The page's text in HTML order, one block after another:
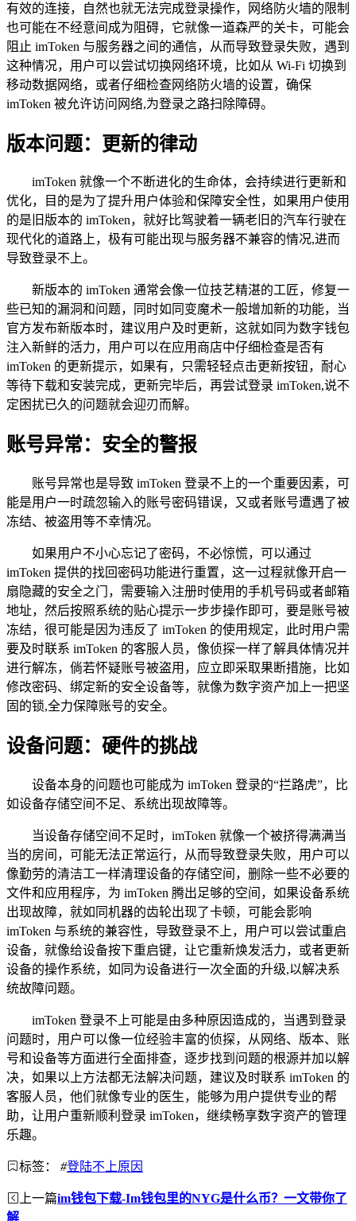
有效的连接，自然也就无法完成登录操作，网络防火墙的限制
也可能在不经意间成为阻碍，它就像一道森严的关卡，可能会
阻止 imToken 与服务器之间的通信，从而导致登录失败，遇到
这种情况，用户可以尝试切换网络环境，比如从 Wi-Fi 切换到
移动数据网络，或者仔细检查网络防火墙的设置，确保
imToken 被允许访问网络,为登录之路扫除障碍。
版本问题：更新的律动
imToken 就像一个不断进化的生命体，会持续进行更新和
优化，目的是为了提升用户体验和保障安全性，如果用户使用
的是旧版本的 imToken，就好比驾驶着一辆老旧的汽车行驶在
现代化的道路上，极有可能出现与服务器不兼容的情况,进而
导致登录不上。
新版本的 imToken 通常会像一位技艺精湛的工匠，修复一
些已知的漏洞和问题，同时如同变魔术一般增加新的功能，当
官方发布新版本时，建议用户及时更新，这就如同为数字钱包
注入新鲜的活力，用户可以在应用商店中仔细检查是否有
imToken 的更新提示，如果有，只需轻轻点击更新按钮，耐心
等待下载和安装完成，更新完毕后，再尝试登录 imToken,说不
定困扰已久的问题就会迎刃而解。
账号异常：安全的警报
账号异常也是导致 imToken 登录不上的一个重要因素，可
能是用户一时疏忽输入的账号密码错误，又或者账号遭遇了被
冻结、被盗用等不幸情况。
如果用户不小心忘记了密码，不必惊慌，可以通过
imToken 提供的找回密码功能进行重置，这一过程就像开启一
扇隐藏的安全之门，需要输入注册时使用的手机号码或者邮箱
地址，然后按照系统的贴心提示一步步操作即可，要是账号被
冻结，很可能是因为违反了 imToken 的使用规定，此时用户需
要及时联系 imToken 的客服人员，像侦探一样了解具体情况并
进行解冻，倘若怀疑账号被盗用，应立即采取果断措施，比如
修改密码、绑定新的安全设备等，就像为数字资产加上一把坚
固的锁,全力保障账号的安全。
设备问题：硬件的挑战
设备本身的问题也可能成为 imToken 登录的“拦路虎”，比
如设备存储空间不足、系统出现故障等。
当设备存储空间不足时，imToken 就像一个被挤得满满当
当的房间，可能无法正常运行，从而导致登录失败，用户可以
像勤劳的清洁工一样清理设备的存储空间，删除一些不必要的
文件和应用程序，为 imToken 腾出足够的空间，如果设备系统
出现故障，就如同机器的齿轮出现了卡顿，可能会影响
imToken 与系统的兼容性，导致登录不上，用户可以尝试重启
设备，就像给设备按下重启键，让它重新焕发活力，或者更新
设备的操作系统，如同为设备进行一次全面的升级,以解决系
统故障问题。
imToken 登录不上可能是由多种原因造成的，当遇到登录
问题时，用户可以像一位经验丰富的侦探，从网络、版本、账
号和设备等方面进行全面排查，逐步找到问题的根源并加以解
决，如果以上方法都无法解决问题，建议及时联系 imToken 的
客服人员，他们就像专业的医生，能够为用户提供专业的帮
助，让用户重新顺利登录 imToken，继续畅享数字资产的管理
乐趣。
标签： #登陆不上原因
上一篇im钱包下载-Im钱包里的NYG是什么币？一文带你了
解